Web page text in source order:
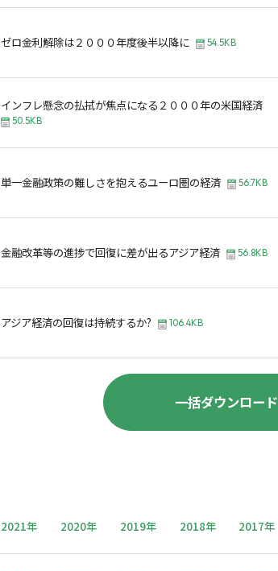
ゼロ金利解除は２０００年度後半以降に 54.5KB
インフレ懸念の払拭が焦点になる２０００年の米国経済
50.5KB
単一金融政策の難しさを抱えるユーロ圏の経済 56.7KB
金融改革等の進捗で回復に差が出るアジア経済 56.8KB
アジア経済の回復は持続するか? 106.4KB
一括ダウンロード
2021年 2020年 2019年 2018年 2017年